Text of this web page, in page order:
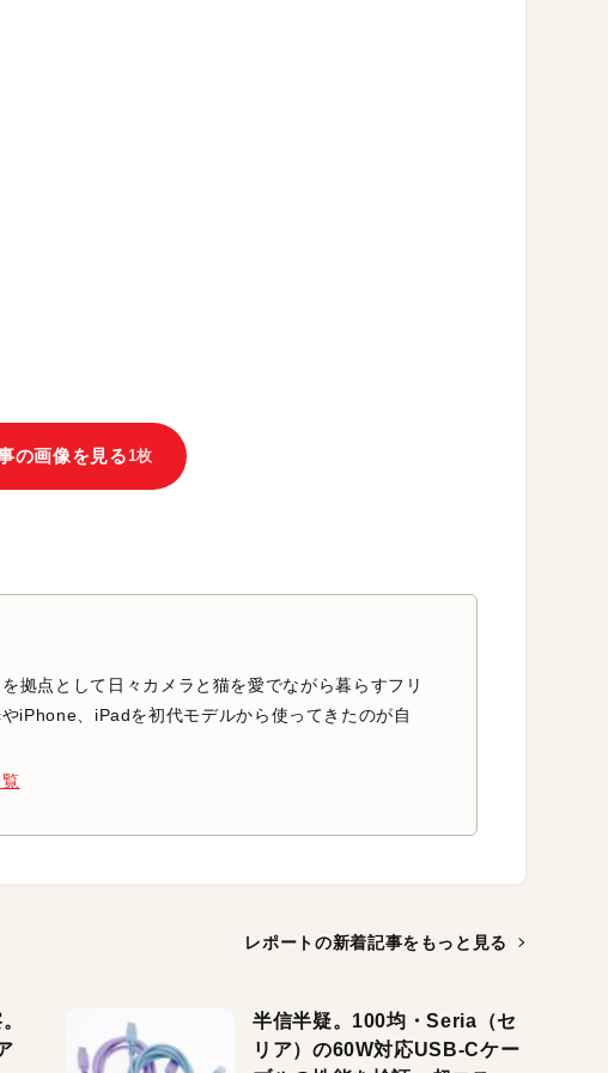
の画像を見る1枚
拠点として日々カメラと猫を愛でながら暮らすフリ
iPhone、iPadを初代モデルから使ってきたのが自
レポートの新着記事をもっと見る
半信半疑。100均・Seria（セ
リア）の60W対応USB-Cケー